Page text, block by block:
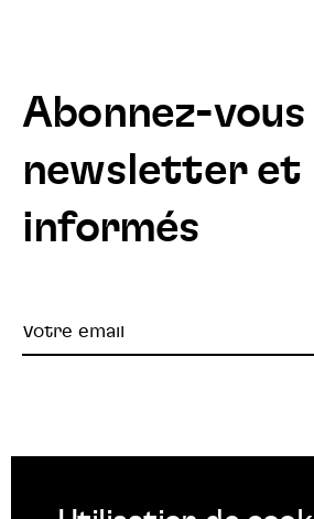
Abonnez-
newsletter et
informés
Votre